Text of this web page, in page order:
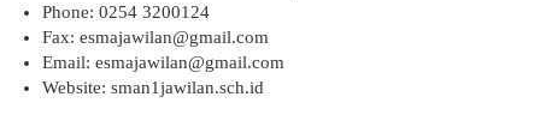
Phone: 0254 3200124
Fax: esmajawilan@gmail.com
Email: esmajawilan@gmail.com
Website: sman1jawilan.sch.id